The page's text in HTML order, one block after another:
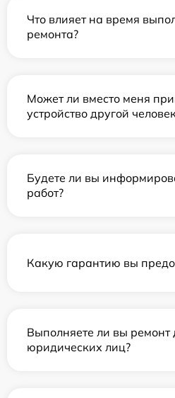
Что влияет на время
ремонта?
Может ли вместо меня
устройство другой
Будете ли вы
работ?
Какую гарантию вы
Выполняете ли вы ремонт
юридических лиц?